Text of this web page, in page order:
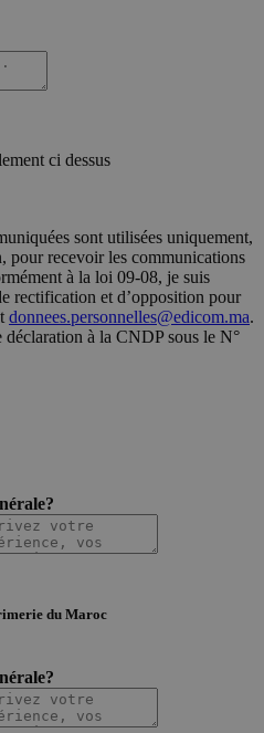
ci dessus
sont utilisées uniquement,
pour recevoir les communications
à la loi 09-08, je suis
rectification et d’opposition pour
donnees.personnelles@edicom.ma.
déclaration à la CNDP sous le N°
du Maroc